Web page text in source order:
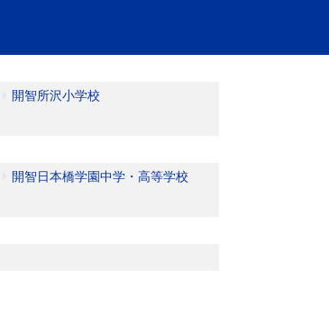
開智所沢小学校
開智日本橋学園中学・高等学校